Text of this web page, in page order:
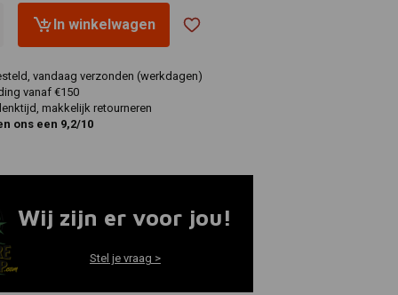
In winkelwagen
vandaag verzonden (werkdagen)
vanaf €150
makkelijk retourneren
ons een 9,2/10
Wij zijn er voor jou!
Stel je vraag >